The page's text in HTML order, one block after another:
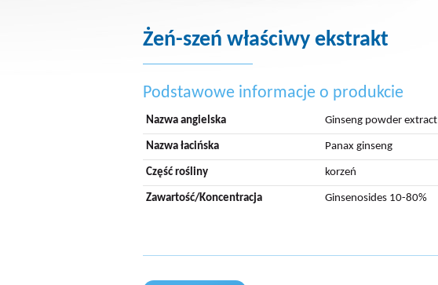
Żeń-szeń właściwy ekstrakt
Podstawowe informacje o produkcie
Nazwa angielska Ginseng powder extract
Nazwa łacińska Panax ginseng
Część rośliny korzeń
Zawartość/Koncentracja Ginsenosides 10-80%